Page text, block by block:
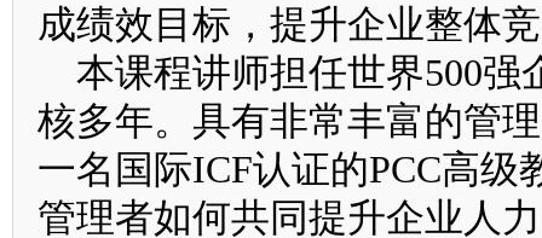
成绩效目标，提升企业整体
本课程讲师担任世界500强
核多年。具有非常丰富的管
一名国际ICF认证的PCC高
管理者如何共同提升企业人